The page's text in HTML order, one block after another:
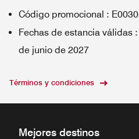
Código promocional : E0030
Fechas de estancia válidas :
de junio de 2027
Términos y condiciones
Mejores destinos